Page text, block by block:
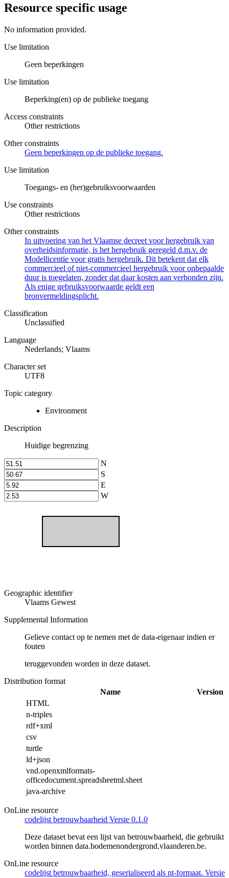
Resource specific usage
No information provided.
Use limitation
Geen beperkingen
Use limitation
Beperking(en) op de publieke toegang
Access constraints
Other restrictions
Other constraints
Geen beperkingen op de publieke toegang.
Use limitation
Toegangs- en (her)gebruiksvoorwaarden
Use constraints
Other restrictions
Other constraints
In uitvoering van het Vlaamse decreet voor hergebruik van
overheidsinformatie, is het hergebruik geregeld d.m.v. de
Modellicentie voor gratis hergebruik. Dit betekent dat elk
commercieel of niet-commercieel hergebruik voor onbepaalde
duur is toegelaten, zonder dat daar kosten aan verbonden zijn.
Als enige gebruiksvoorwaarde geldt een
bronvermeldingsplicht.
Classification
Unclassified
Language
Nederlands; Vlaams
Character set
UTF8
Topic category
Environment
Description
Huidige begrenzing
N
S
E
W
Geographic identifier
Vlaams Gewest
Supplemental Information
Gelieve contact op te nemen met de data-eigenaar indien er
fouten
teruggevonden worden in deze dataset.
Distribution format
Name
Version
HTML
n-triples
rdf+xml
csv
turtle
ld+json
vnd.openxmlformats-
officedocument.spreadsheetml.sheet
java-archive
OnLine resource
codelijst betrouwbaarheid Versie 0.1.0
Deze dataset bevat een lijst van betrouwbaarheid, die gebruikt
worden binnen data.bodemenondergrond.vlaanderen.be.
OnLine resource
codelijst betrouwbaarheid, geserialiseerd als nt-formaat. Versie